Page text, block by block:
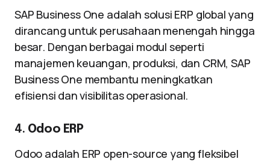
SAP Business One adalah solusi ERP global yang
dirancang untuk perusahaan menengah hingga
besar. Dengan berbagai modul seperti
manajemen keuangan, produksi, dan CRM, SAP
Business One membantu meningkatkan
efisiensi dan visibilitas operasional.
4. Odoo ERP
Odoo adalah ERP open-source yang fleksibel